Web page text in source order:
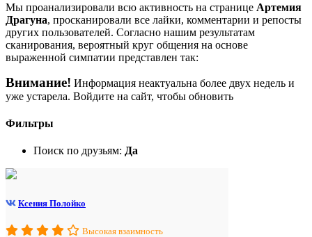
Мы проанализировали всю активность на странице Артемия
Драгуна, просканировали все лайки, комментарии и репосты
других пользователей. Согласно нашим результатам
сканирования, вероятный круг общения на основе
выраженной симпатии представлен так:
Внимание! Информация неактуальна более двух недель и
уже устарела. Войдите на сайт, чтобы обновить
Фильтры
Поиск по друзьям: Да
Ксения Полойко
Высокая взаимность